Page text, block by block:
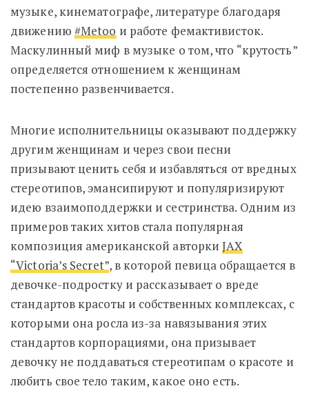
музыке, кинематографе, литературе благодаря
движению #Metoo и работе фемактивисток.
Маскулинный миф в музыке о том, что “крутость”
определяется отношением к женщинам
постепенно развенчивается.
Многие исполнительницы оказывают поддержку
другим женщинам и через свои песни
призывают ценить себя и избавляться от вредных
стереотипов, эмансипируют и популяризируют
идею взаимоподдержки и сестринства. Одним из
примеров таких хитов стала популярная
композиция американской авторкиJAX
“Victoria’s Secret”, в которой певица обращается в
девочке-подростку и рассказывает о вреде
стандартов красоты и собственных комплексах, с
которыми она росла из-за навязывания этих
стандартов корпорациями, она призывает
девочку не поддаваться стереотипам о красоте и
любить свое тело таким, какое оно есть.